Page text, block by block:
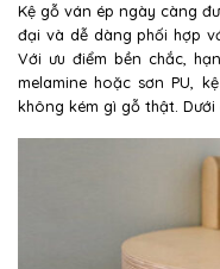
Kệ gỗ ván ép ngày càng
đại và dễ dàng phối hợp
Với ưu điểm bền chắc,
melamine hoặc sơn PU,
không kém gì gỗ thật.